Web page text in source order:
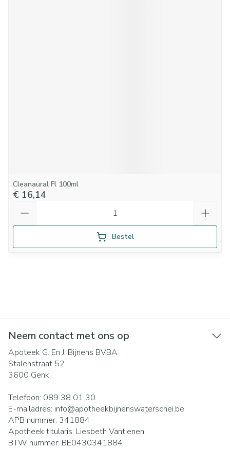
Cleanaural Fl 100ml
€ 16,14
Bestel
Neem contact met ons op
Apoteek G. En J. Bijnens BVBA
Stalenstraat 52
3600 Genk
Telefoon: 089 38 01 30
E-mailadres: info@apotheekbijnenswaterschei.be
APB nummer: 341884
Apotheek titularis: Liesbeth Vantienen
BTW nummer: BE0430341884